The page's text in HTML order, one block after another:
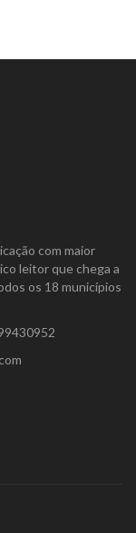
com maior
leitor que chega a
os 18 municípios